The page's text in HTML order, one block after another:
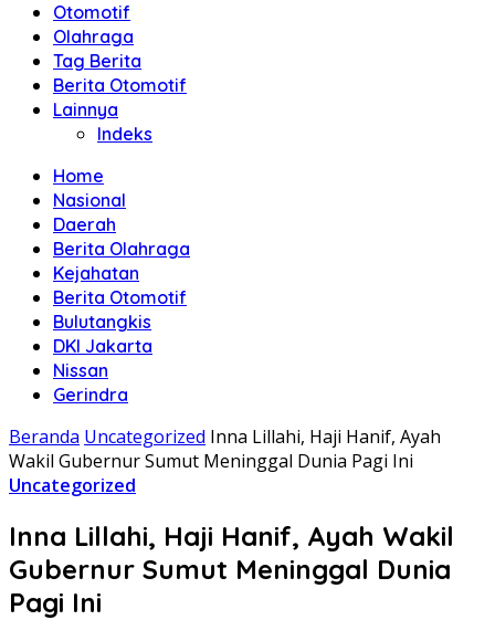
Otomotif
Olahraga
Tag Berita
Berita Otomotif
Lainnya
Indeks
Home
Nasional
Daerah
Berita Olahraga
Kejahatan
Berita Otomotif
Bulutangkis
DKI Jakarta
Nissan
Gerindra
Beranda Uncategorized Inna Lillahi, Haji Hanif, Ayah
Wakil Gubernur Sumut Meninggal Dunia Pagi Ini
Uncategorized
Inna Lillahi, Haji Hanif, Ayah Wakil
Gubernur Sumut Meninggal Dunia
Pagi Ini